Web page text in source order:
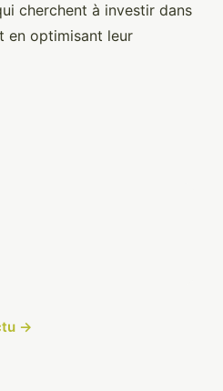
cherchent à investir dans
en optimisant leur
→